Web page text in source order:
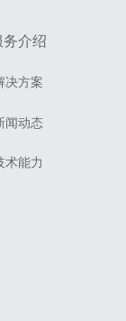
务介绍
决方案
闻动态
术能力